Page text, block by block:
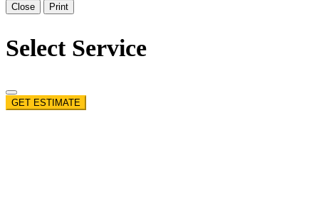
Close Print
Select Service
GET ESTIMATE